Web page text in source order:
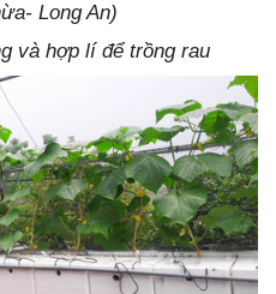
Long An)
và hợp lí để trồng rau